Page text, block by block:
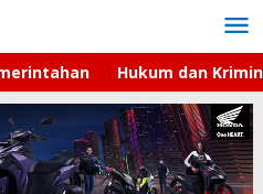
Hukum dan